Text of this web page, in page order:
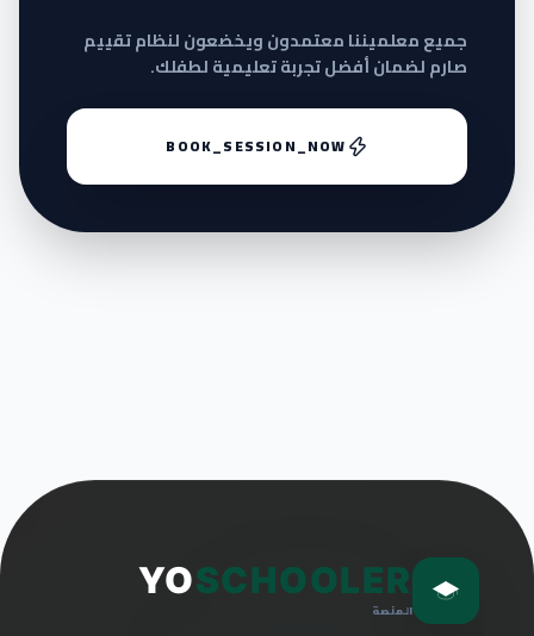
جميع معلميننا معتمدون ويخضعون لنظام تقييم
صارم لضمان أفضل تجربة تعليمية لطفلك.
BOOK_SESSION_NOW
YOSCHOOLER
المنصة